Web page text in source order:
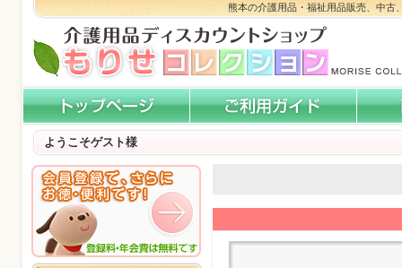
熊本の介護用品・福祉用品販売、中古
ようこそゲスト様